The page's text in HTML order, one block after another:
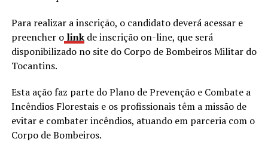
Para realizar a inscrição, o candidato deverá acessar e
preencher o linkde inscrição on-line, que será
disponibilizado no site do Corpo de Bombeiros Militar do
Tocantins.
Esta ação faz parte do Plano de Prevenção e Combate a
Incêndios Florestais e os profissionais têm a missão de
evitar e combater incêndios, atuando em parceria com o
Corpo de Bombeiros.